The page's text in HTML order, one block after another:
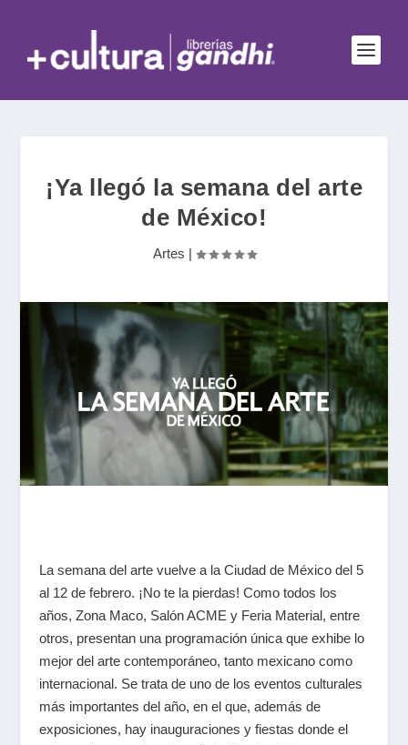
¡Ya llegó la semana del arte
de México!
Artes |
La semana del arte vuelve a la Ciudad de México del 5
al 12 de febrero. ¡No te la pierdas! Como todos los
años, Zona Maco, Salón ACME y Feria Material, entre
otros, presentan una programación única que exhibe lo
mejor del arte contemporáneo, tanto mexicano como
internacional. Se trata de uno de los eventos culturales
más importantes del año, en el que, además de
exposiciones, hay inauguraciones y fiestas donde el